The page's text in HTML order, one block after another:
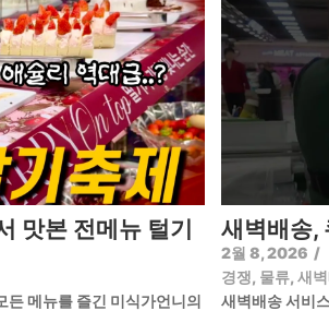
맛본 전메뉴 털기
메뉴를 즐긴 미식가언니의
새벽배송,
2월 8, 2026 /
경쟁, 물류, 새
새벽배송 서비